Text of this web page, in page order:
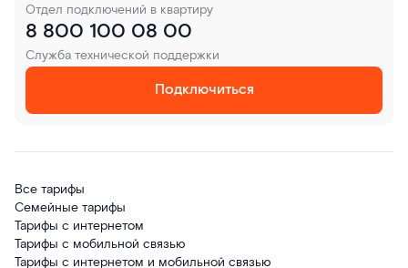
Отдел подключений в квартиру
8 800 100 08 00
Служба технической поддержки
Подключиться
Все тарифы
Семейные тарифы
Тарифы с интернетом
Тарифы с мобильной связью
Тарифы с интернетом и мобильной связью